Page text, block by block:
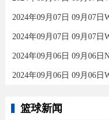
篮球新闻